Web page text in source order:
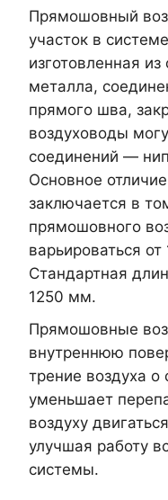
Прямошовный
участок в
изготовленная
металла,
прямого шва,
воздуховоды
соединений —
Основное
заключается в
прямошовного
варьироваться
Стандартная
1250 мм.
Прямошовные
внутреннюю
трение воздуха о
уменьшает
воздуху
улучшая работу
системы.